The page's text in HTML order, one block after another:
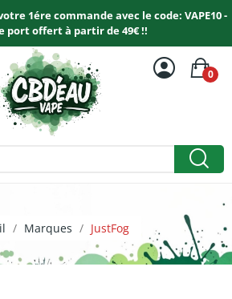
1ére commande avec le code: VAPE10 -
port offert à partir de 49€ !!
0
Marques JustFog